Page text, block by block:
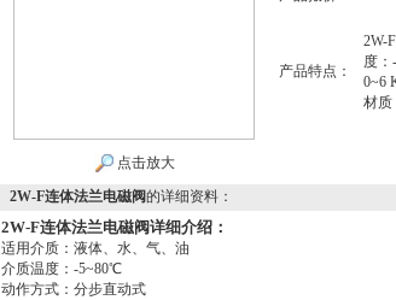
点击放大
产品特点：
2W-
度：
0~6
材质
2W-F连体法兰电磁阀的详细资料：
2W-F连体法兰电磁阀详细介绍：
适用介质：液体、水、气、油
介质温度：-5~80℃
动作方式：分步直动式